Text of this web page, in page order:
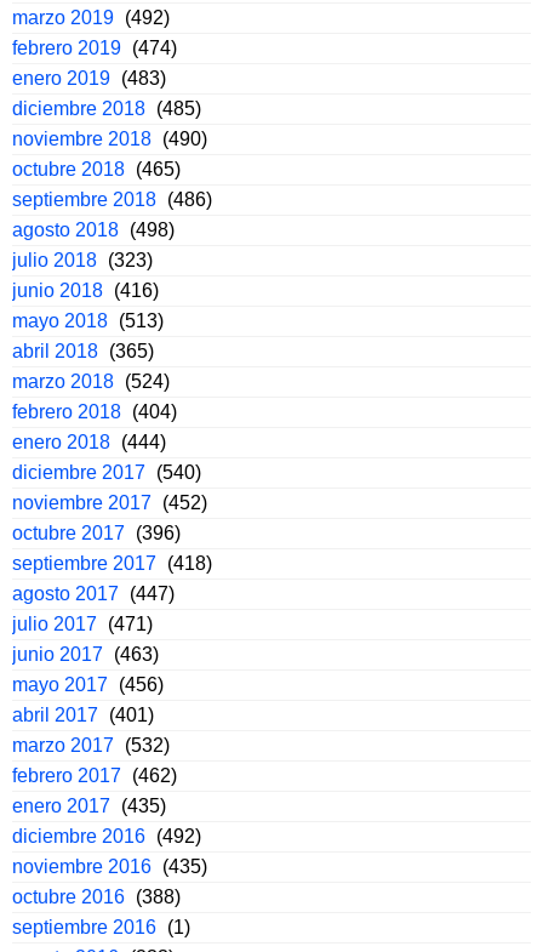
marzo 2019 (492)
febrero 2019 (474)
enero 2019 (483)
diciembre 2018 (485)
noviembre 2018 (490)
octubre 2018 (465)
septiembre 2018 (486)
agosto 2018 (498)
julio 2018 (323)
junio 2018 (416)
mayo 2018 (513)
abril 2018 (365)
marzo 2018 (524)
febrero 2018 (404)
enero 2018 (444)
diciembre 2017 (540)
noviembre 2017 (452)
octubre 2017 (396)
septiembre 2017 (418)
agosto 2017 (447)
julio 2017 (471)
junio 2017 (463)
mayo 2017 (456)
abril 2017 (401)
marzo 2017 (532)
febrero 2017 (462)
enero 2017 (435)
diciembre 2016 (492)
noviembre 2016 (435)
octubre 2016 (388)
septiembre 2016 (1)